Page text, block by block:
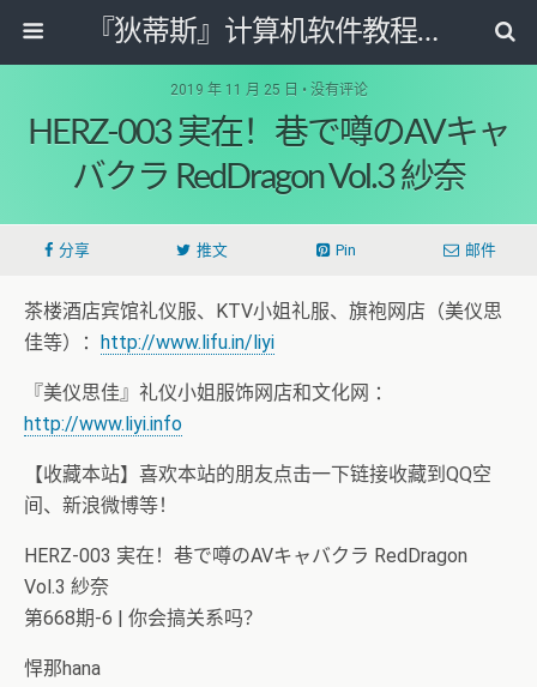
『狄蒂斯』计算机软件教程资源网
2019 年 11 月 25 日 • 没有评论
HERZ-003 実在！巷で噂のAVキャ
バクラ RedDragon Vol.3 紗奈
分享 推文 Pin 邮件
茶楼酒店宾馆礼仪服、KTV小姐礼服、旗袍网店（美仪思
佳等）： http://www.lifu.in/liyi
『美仪思佳』礼仪小姐服饰网店和文化网 ：
http://www.liyi.info
【收藏本站】喜欢本站的朋友点击一下链接收藏到QQ空
间、新浪微博等！
HERZ-003 実在！巷で噂のAVキャバクラ RedDragon
Vol.3 紗奈
第668期-6 | 你会搞关系吗？
悍那hana